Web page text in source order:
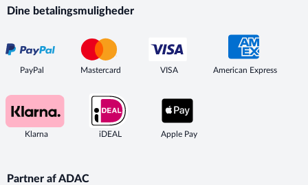
Dine betalingsmuligheder
PayPal Mastercard VISA American Express
Klarna iDEAL Apple Pay
Partner af ADAC